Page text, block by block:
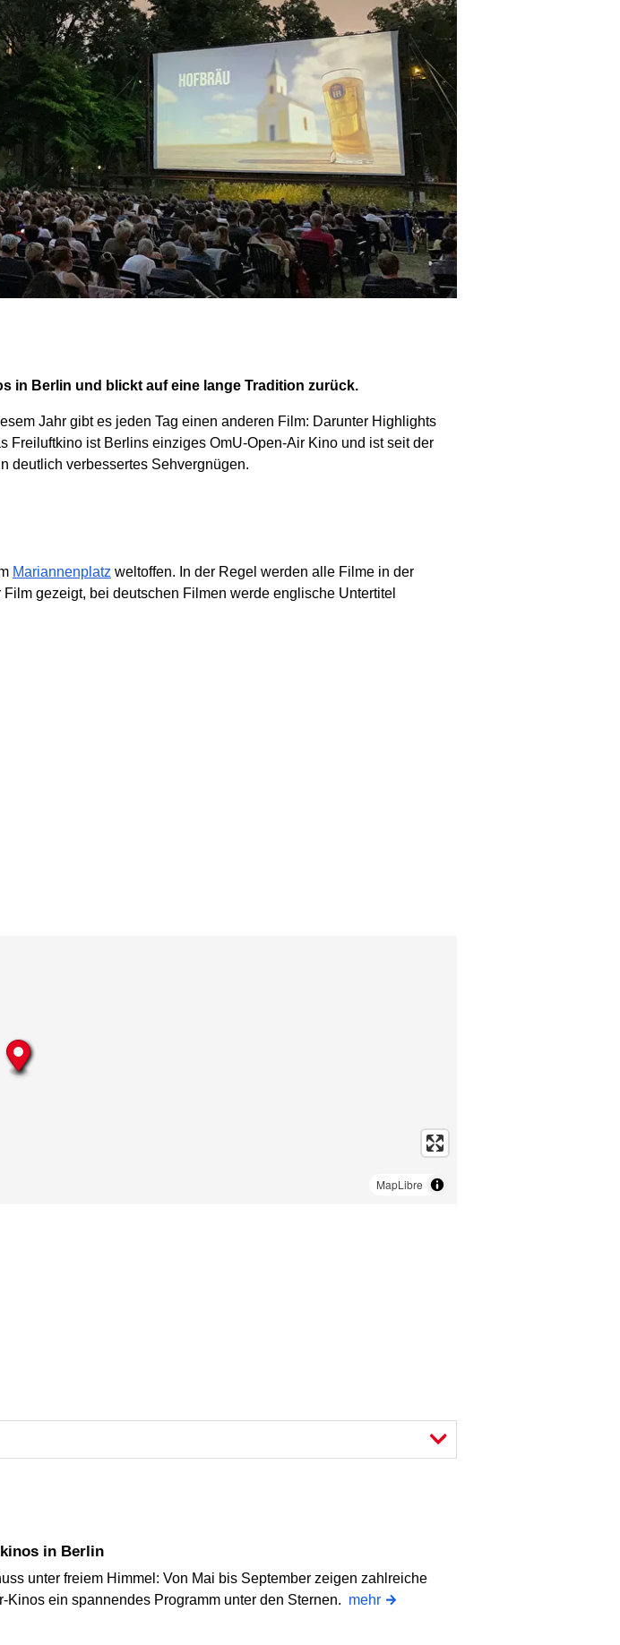
in Berlin und blickt auf eine lange Tradition zurück.
Jahr gibt es jeden Tag einen anderen Film: Darunter Highlights
ist Berlins einziges OmU-Open-Air Kino und ist seit der
deutlich verbessertes Sehvergnügen.
Mariannenplatz weltoffen. In der Regel werden alle Filme in der
gezeigt, bei deutschen Filmen werde englische Untertitel
MapLibre
in Berlin
unter freiem Himmel: Von Mai bis September zeigen zahlreiche
Kinos ein spannendes Programm unter den Sternen. mehr